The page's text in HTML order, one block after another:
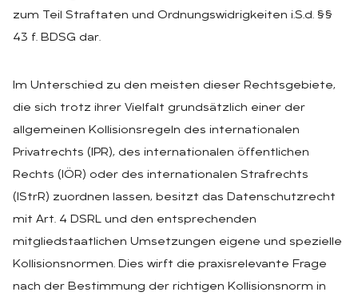
zum Teil Straftaten und Ordnungswidrigkeiten i.S.d. §§
43 f. BDSG dar.
Im Unterschied zu den meisten dieser Rechtsgebiete,
die sich trotz ihrer Vielfalt grundsätzlich einer der
allgemeinen Kollisionsregeln des internationalen
Privatrechts (IPR), des internationalen öffentlichen
Rechts (IÖR) oder des internationalen Strafrechts
(IStrR) zuordnen lassen, besitzt das Datenschutzrecht
mit Art. 4 DSRL und den entsprechenden
mitgliedstaatlichen Umsetzungen eigene und spezielle
Kollisionsnormen. Dies wirft die praxisrelevante Frage
nach der Bestimmung der richtigen Kollisionsnorm in